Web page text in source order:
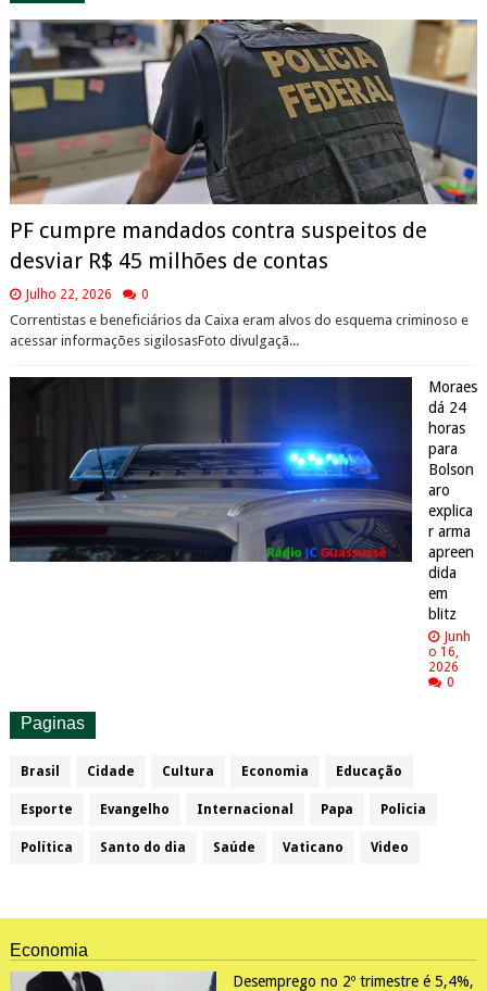
PF cumpre mandados contra suspeitos de
desviar R$ 45 milhões de contas
Julho 22, 2026 0
Correntistas e beneficiários da Caixa eram alvos do esquema criminoso e
acessar informações sigilosasFoto divulgaçã...
Moraes
dá 24
horas
para
Bolson
aro
explica
r arma
apreen
dida
em
blitz
Junh
o 16,
2026
0
Paginas
Brasil Cidade Cultura Economia Educação
Esporte Evangelho Internacional Papa Policia
Política Santo do dia Saúde Vaticano Video
Economia
Desemprego no 2º trimestre é 5,4%,